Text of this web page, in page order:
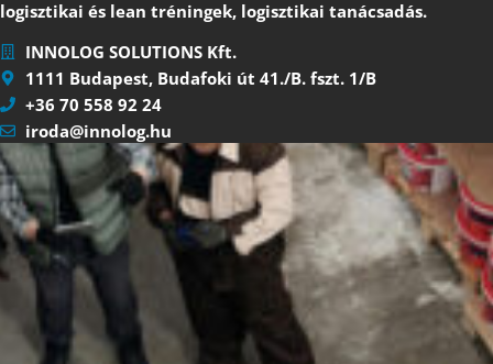
logisztikai és lean tréningek, logisztikai tanácsadás.
INNOLOG SOLUTIONS Kft.
1111 Budapest, Budafoki út 41./B. fszt. 1/B
+36 70 558 92 24
iroda@innolog.hu